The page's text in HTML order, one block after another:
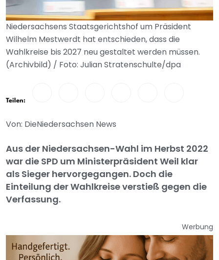
Niedersachsens Staatsgerichtshof um Präsident
Wilhelm Mestwerdt hat entschieden, dass die
Wahlkreise bis 2027 neu gestaltet werden müssen.
(Archivbild) / Foto: Julian Stratenschulte/dpa
Teilen:
Von: DieNiedersachsen News
Aus der Niedersachsen-Wahl im Herbst 2022
war die SPD um Ministerpräsident Weil klar
als Sieger hervorgegangen. Doch die
Einteilung der Wahlkreise verstieß gegen die
Verfassung.
Werbung